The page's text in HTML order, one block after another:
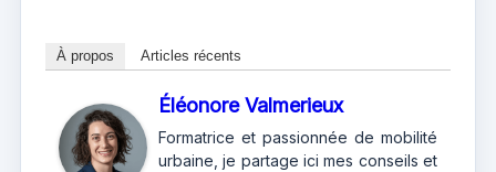
À propos Articles récents
Éléonore Valmerieux
Formatrice et passionnée de mobilité
urbaine, je partage ici mes conseils et